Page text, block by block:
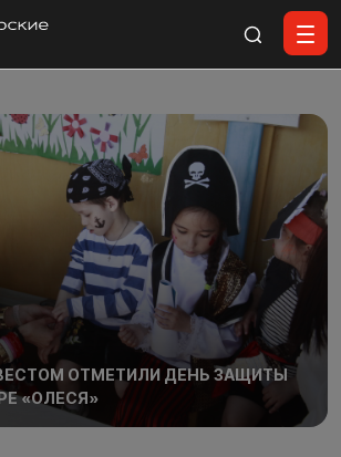
ОТМЕТИЛИ ДЕНЬ ЗАЩИТЫ
«ОЛЕСЯ»